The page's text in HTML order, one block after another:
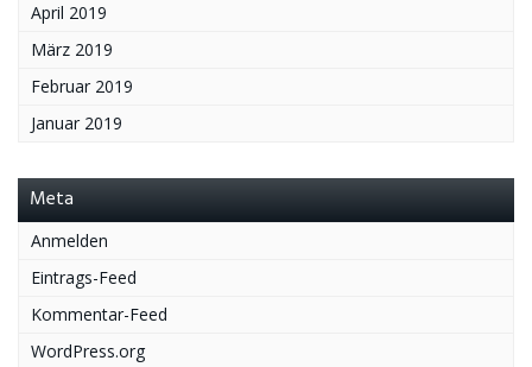
April 2019
März 2019
Februar 2019
Januar 2019
Meta
Anmelden
Eintrags-Feed
Kommentar-Feed
WordPress.org